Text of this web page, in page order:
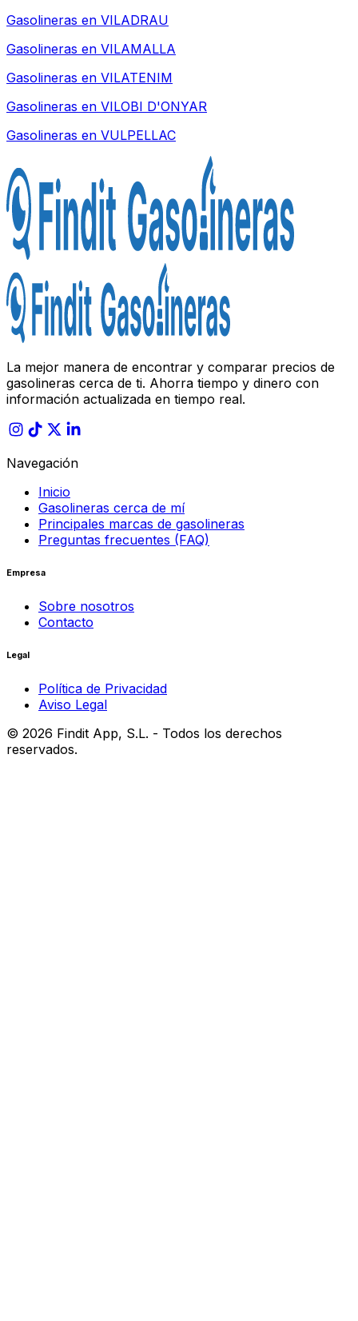
Gasolineras en VILADRAU
Gasolineras en VILAMALLA
Gasolineras en VILATENIM
Gasolineras en VILOBI D'ONYAR
Gasolineras en VULPELLAC
La mejor manera de encontrar y comparar precios de
gasolineras cerca de ti. Ahorra tiempo y dinero con
información actualizada en tiempo real.
Navegación
Inicio
Gasolineras cerca de mí
Principales marcas de gasolineras
Preguntas frecuentes (FAQ)
Empresa
Sobre nosotros
Contacto
Legal
Política de Privacidad
Aviso Legal
© 2026 Findit App, S.L. - Todos los derechos
reservados.